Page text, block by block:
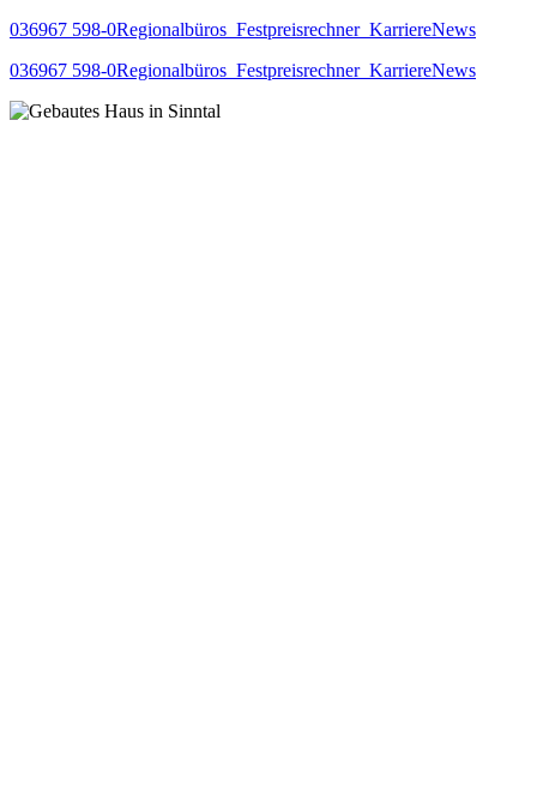
036967 598-0Regionalbüros Festpreisrechner KarriereNews
036967 598-0Regionalbüros Festpreisrechner KarriereNews